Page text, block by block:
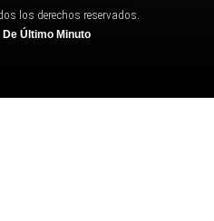
los derechos reservados.
Último Minuto